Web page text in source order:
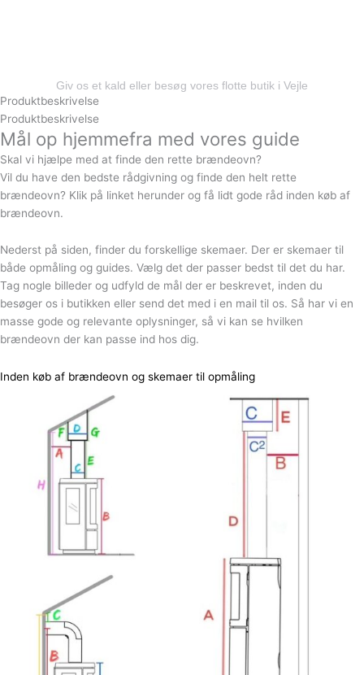
Giv os et kald eller besøg vores flotte butik i Vejle
Produktbeskrivelse
Produktbeskrivelse
Mål op hjemmefra med vores guide
Skal vi hjælpe med at finde den rette brændeovn?
Vil du have den bedste rådgivning og finde den helt rette
brændeovn? Klik på linket herunder og få lidt gode råd inden køb af
brændeovn.
Nederst på siden, finder du forskellige skemaer. Der er skemaer til
både opmåling og guides. Vælg det der passer bedst til det du har.
Tag nogle billeder og udfyld de mål der er beskrevet, inden du
besøger os i butikken eller send det med i en mail til os. Så har vi en
masse gode og relevante oplysninger, så vi kan se hvilken
brændeovn der kan passe ind hos dig.
Inden køb af brændeovn og skemaer til opmåling